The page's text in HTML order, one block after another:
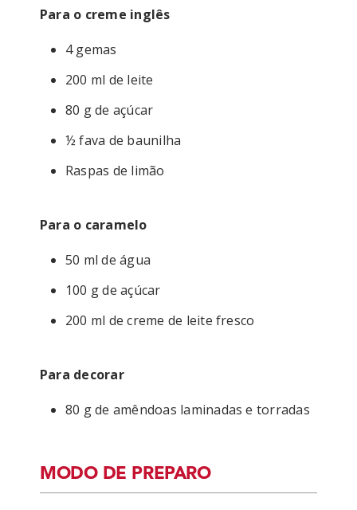
Para o creme inglês
4 gemas
200 ml de leite
80 g de açúcar
½ fava de baunilha
Raspas de limão
Para o caramelo
50 ml de água
100 g de açúcar
200 ml de creme de leite fresco
Para decorar
80 g de amêndoas laminadas e torradas
MODO DE PREPARO